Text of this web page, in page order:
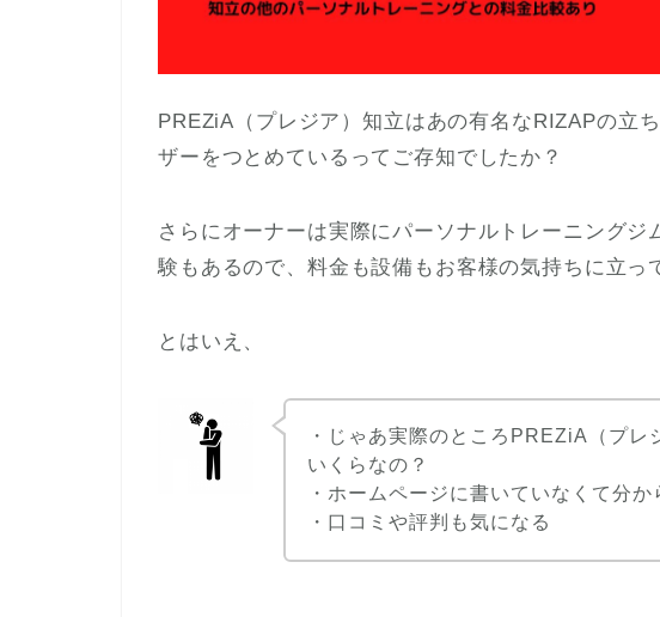
PREZiA（プレジア）知立はあの有名なRIZAPの立
ザーをつとめているってご存知でしたか？
さらにオーナーは実際にパーソナルトレーニング
験もあるので、料金も設備もお客様の気持ちに立っ
とはいえ、
・じゃあ実際のところPREZiA（プレ
いくらなの？
・ホームページに書いていなくて分か
・口コミや評判も気になる